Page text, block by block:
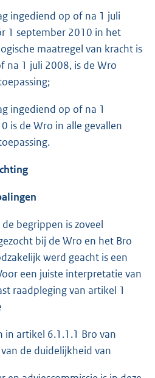
ingediend op of na 1 juli
1 september 2010 in het
maatregel van kracht is
na 1 juli 2008, is de Wro
ingediend op of na 1
is de Wro in alle gevallen
begrippen is zoveel
bij de Wro en het Bro
werd geacht is een
een juiste interpretatie van
raadpleging van artikel 1
in artikel 6.1.1.1 Bro van
de duidelijkheid van